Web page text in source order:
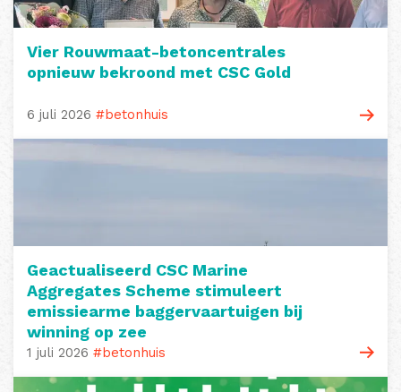
Vier Rouwmaat-betoncentrales
opnieuw bekroond met CSC Gold
6 juli 2026 #betonhuis
Geactualiseerd CSC Marine
Aggregates Scheme stimuleert
emissiearme baggervaartuigen bij
winning op zee
1 juli 2026 #betonhuis